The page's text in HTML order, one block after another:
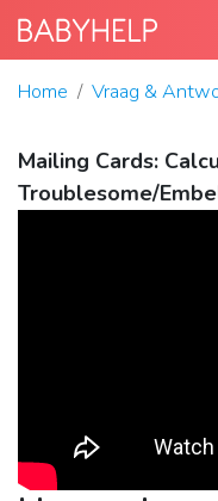
Home Vraag &
Mailing Cards:
Troublesome/